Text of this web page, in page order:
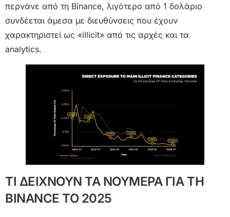
περνάνε από τη Binance, λιγότερο από 1 δολάριο
συνδέεται άμεσα με διευθύνσεις που έχουν
χαρακτηριστεί ως «illicit» από τις αρχές και τα
analytics.
ΤΙ ΔΕΙΧΝΟΥΝ ΤΑ ΝΟΥΜΕΡΑ ΓΙΑ ΤΗ
BINANCE ΤΟ 2025